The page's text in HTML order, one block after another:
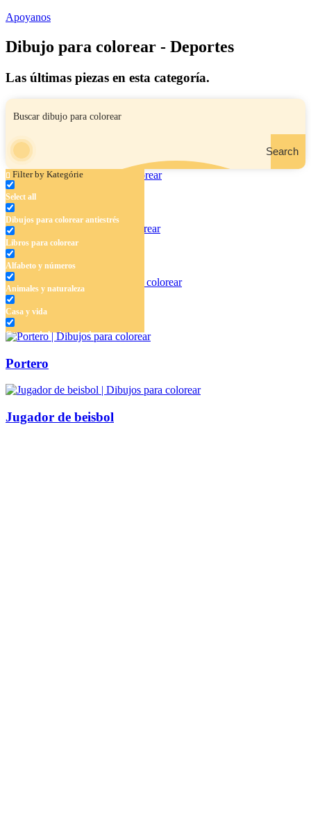
Apoyanos
Dibujo para colorear - Deportes
Las últimas piezas en esta categoría.
Search
Filter by Kategórie
Select all
Dibujos para colorear antiestrés
Libros para colorear
Alfabeto y números
Animales y naturaleza
Casa y vida
Cuentos de hadas y hadas
Deporte
Flores
Parapente
Medalla olimpica
aros olímpicos
Portero
Jugador de beisbol